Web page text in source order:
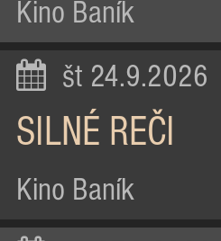
Kino Baník
št 24.9.2026
SILNÉ REČI
Kino Baník